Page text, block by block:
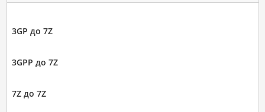
3GP до 7Z
3GPP до 7Z
7Z до 7Z